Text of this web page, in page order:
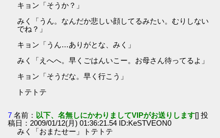
キョン「そうか？」
みく「うん。なんだか悲しい顔してるみたい。むりしない
でね？」
キョン「うん…ありがとな、みく」
みく「えへへ。早くごはんいこー。お母さん待ってるよ」
キョン「そうだな。早く行こう」
トテトテ
7 名前： 以下、名無しにかわりましてVIPがお送りします[] 投
稿日：2009/01/12(月) 01:36:21.54 ID:KeSTVEON0
みく「おまたせー」トテトテ